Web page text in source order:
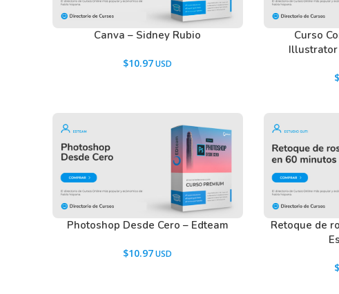
Canva – Sidney Rubio
$10.97
Curso
$
Photoshop Desde Cero – Edteam
$10.97
Retoque de
$